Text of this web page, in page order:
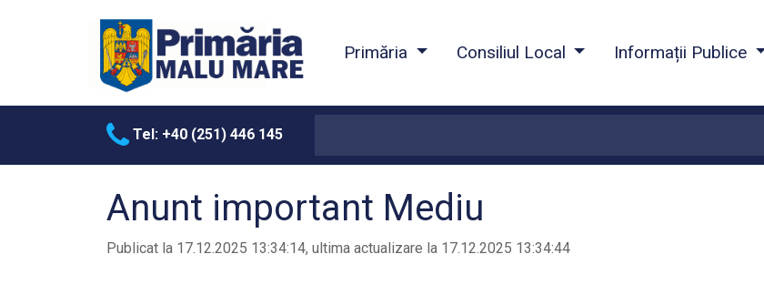
Primăria Consiliul Local Informații Publice
Tel: +40 (251) 446 145
Anunt important Mediu
Publicat la 17.12.2025 13:34:14, ultima actualizare la 17.12.2025 13:34:44